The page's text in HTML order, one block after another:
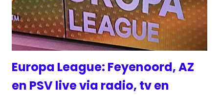
Europa League: Feyenoord, AZ
en PSV live via radio, tv en